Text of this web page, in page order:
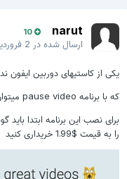
narut
10
ارسال شده در2 فروردین، 2016
یکی از کاستیهای دوربین ایفون
که با برنامه pause video میتوان این کاستی را جبران کرد
برای نصب این برنامه ابتدا باید
را به قیمت $1.99 خریداری کنید